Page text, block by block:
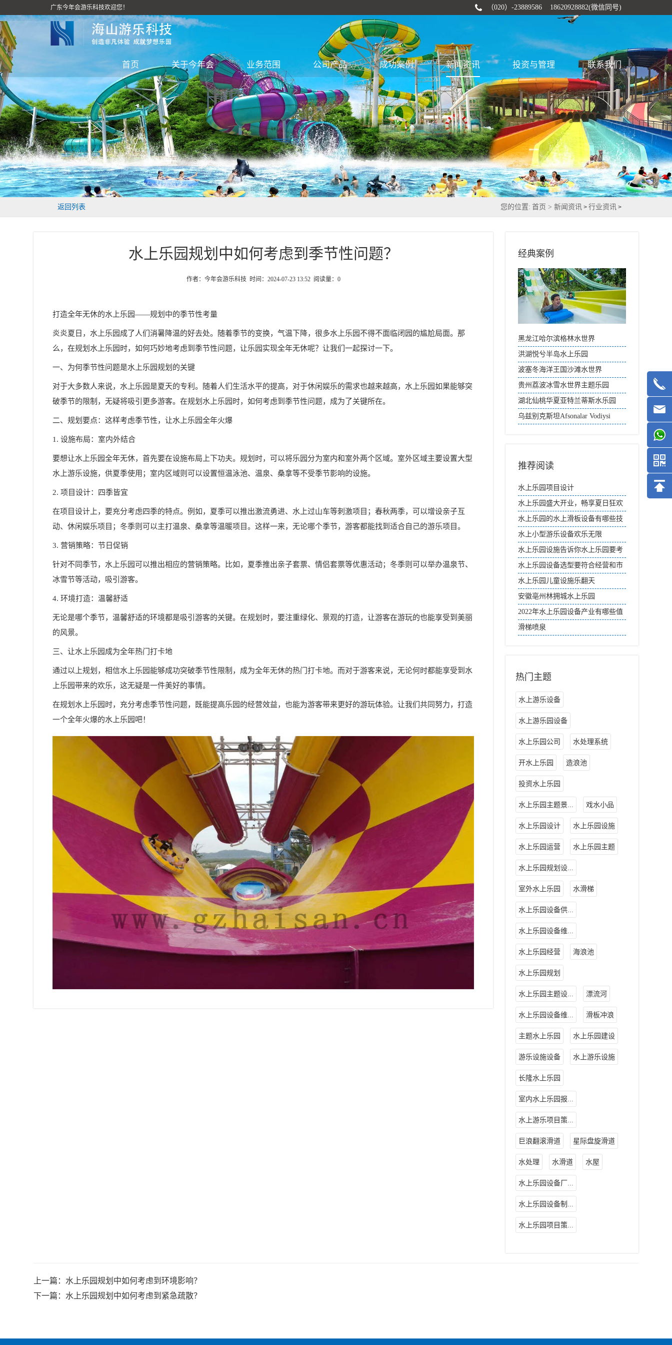
广东今年会游乐科技欢迎您！ （020）-23889586 18620928882(微信同号)
首页 关于今年会 业务范围 公司产品 成功案例 新闻资讯 投资与管理 联系我们
返回列表 您的位置: 首页 >新闻资讯 >行业资讯 >
水上乐园规划中如何考虑到季节性问题？
作者：今年会游乐科技 时间：2024-07-23 13:52 阅读量： 0
打造全年无休的水上乐园——规划中的季节性考量
炎炎夏日，水上乐园成了人们消暑降温的好去处。随着季节的变换，气温下降，很多水上乐园不得不面临闭园的尴尬局面。那
么，在规划水上乐园时，如何巧妙地考虑到季节性问题，让乐园实现全年无休呢？让我们一起探讨一下。
一、为何季节性问题是水上乐园规划 的关键
对于大多数人来说，水上乐园是夏天的专利。随着人们生活水平的提高，对于休闲娱乐的需求也越来越高，水上乐园如果能够突
破季节的限制，无疑将吸引更多游客。在规划水上乐园时，如何考虑到季节性问题，成为了关键所在。
二、规划要点：这样考虑季节性，让水上乐园全年火爆
1. 设施布局：室内外结合
要想让水上乐园全年无休，首先要在设施布局上下功夫。规划时，可以将乐园分为室内和室外两个区域。室外区域主要设置大型
水上游乐设施，供夏季使用；室内区域则可以设置恒温泳池、温泉、桑拿等不受季节影响的设施。
2. 项目设计：四季皆宜
在项目设计上，要充分考虑四季的特点。例如，夏季可以推出激流勇进、水上过山车等刺激项目；春秋两季，可以增设亲子互
动、休闲娱乐项目；冬季则可以主打温泉、桑拿等温暖项目。这样一来，无论哪个季节，游客都能找到适合自己的游乐项目。
3. 营销策略：节日促销
针对不同季节，水上乐园可以推出相应的营销策略。比如，夏季推出亲子套票、情侣套票等优惠活动；冬季则可以举办温泉节、
冰雪节等活动，吸引游客。
4. 环境打造：温馨舒适
无论是哪个季节，温馨舒适的环境都是吸引游客的关键。在规划时，要注重绿化、景观的打造，让游客在游玩的也能享受到美丽
的风景。
三、让水上乐园成为全年热门打卡地
通过以上规划，相信水上乐园能够成功突破季节性限制，成为全年无休的热门打卡地。而对于游客来说，无论何时都能享受到水
上乐园带来的欢乐，这无疑是一件美好的事情。
在规划水上乐园时，充分考虑季节性问题，既能提高乐园的经营效益，也能为游客带来更好的游玩体验。让我们共同努力，打造
一个全年火爆的水上乐园吧！
经典案例
黑龙江哈尔滨格林水世界
洪湖悦兮半岛水上乐园
波塞冬海洋王国沙滩水世界
贵州荔波冰雪水世界主题乐园
湖北仙桃华夏亚特兰蒂斯水乐园
乌兹别克斯坦Afsonalar Vodiysi
推荐阅读
水上乐园项目设计
水上乐园盛大开业，畅享夏日狂欢
盛宴
水上乐园的水上滑板设备有哪些技
巧？
水上小型游乐设备欢乐无限
水上乐园设施告诉你水上乐园要考
虑的问题
水上乐园设备选型要符合经营和市
场的需要
水上乐园儿童设施乐翻天
安徽亳州林拥城水上乐园
2022年水上乐园设备产业有哪些值
得期待的
滑梯喷泉
热门主题
水上游乐设备
水上游乐园设备
水上乐园公司 水处理系统
开水上乐园 造浪池
投资水上乐园
水上乐园主题景... 戏水小品
水上乐园设计 水上乐园设施
水上乐园运营 水上乐园主题
水上乐园规划设...
室外水上乐园 水滑梯
水上乐园设备供...
水上乐园设备维...
水上乐园经营 海浪池
水上乐园规划
水上乐园主题设... 漂流河
水上乐园设备维... 滑板冲浪
主题水上乐园 水上乐园建设
游乐设施设备 水上游乐设施
长隆水上乐园
室内水上乐园报...
水上游乐项目策...
巨浪翻滚滑道 星际盘旋滑道
水处理 水滑道 水屋
水上乐园设备厂...
水上乐园设备制...
水上乐园项目策...
上一篇： 水上乐园规划中如何考虑到环境影响？
下一篇： 水上乐园规划中如何考虑到紧急疏散？